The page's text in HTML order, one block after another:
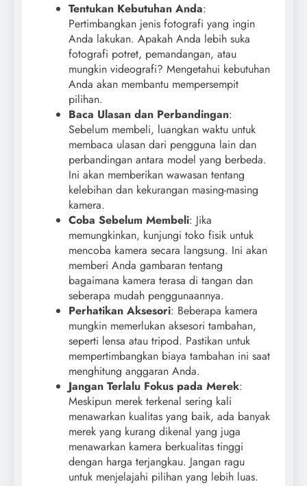
Tentukan Kebutuhan Anda:
Pertimbangkan jenis fotografi yang ingin
Anda lakukan. Apakah Anda lebih suka
fotografi potret, pemandangan, atau
mungkin videografi? Mengetahui kebutuhan
Anda akan membantu mempersempit
pilihan.
Baca Ulasan dan Perbandingan:
Sebelum membeli, luangkan waktu untuk
membaca ulasan dari pengguna lain dan
perbandingan antara model yang berbeda.
Ini akan memberikan wawasan tentang
kelebihan dan kekurangan masing-masing
kamera.
Coba Sebelum Membeli: Jika
memungkinkan, kunjungi toko fisik untuk
mencoba kamera secara langsung. Ini akan
memberi Anda gambaran tentang
bagaimana kamera terasa di tangan dan
seberapa mudah penggunaannya.
Perhatikan Aksesori: Beberapa kamera
mungkin memerlukan aksesori tambahan,
seperti lensa atau tripod. Pastikan untuk
mempertimbangkan biaya tambahan ini saat
menghitung anggaran Anda.
Jangan Terlalu Fokus pada Merek:
Meskipun merek terkenal sering kali
menawarkan kualitas yang baik, ada banyak
merek yang kurang dikenal yang juga
menawarkan kamera berkualitas tinggi
dengan harga terjangkau. Jangan ragu
untuk menjelajahi pilihan yang lebih luas.